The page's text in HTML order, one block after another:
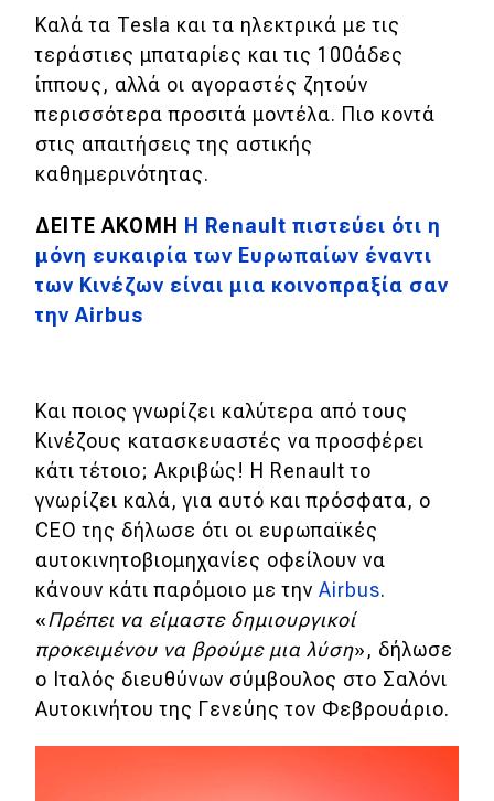
Σταθμοί φόρτισης
Classic
Νέα
Παρουσιάσεις
DRIVE Away
Μεταχειρισμένο
Οδηγός αγοράς
Συμβουλές
Χρηστικά
Συμβουλές
ΚΤΕΟ
Οδική βοήθεια
Καλά τα Tesla και τα ηλεκτρικά με τις
τεράστιες μπαταρίες και τις 100άδες
ίππους, αλλά οι αγοραστές ζητούν
περισσότερα προσιτά μοντέλα. Πιο κοντά
στις απαιτήσεις της αστικής
καθημερινότητας.
ΔΕΙΤΕ ΑΚΟΜΗ
Η Renault πιστεύει ότι η
μόνη ευκαιρία των Ευρωπαίων έναντι
των Κινέζων είναι μια κοινοπραξία σαν
την Airbus
Και ποιος γνωρίζει καλύτερα από τους
Κινέζους κατασκευαστές να προσφέρει
κάτι τέτοιο; Ακριβώς! Η Renault το
γνωρίζει καλά, για αυτό και πρόσφατα, ο
CEO της δήλωσε ότι οι ευρωπαϊκές
αυτοκινητοβιομηχανίες οφείλουν να
κάνουν κάτι παρόμοιο με την Airbus.
«Πρέπει να είμαστε δημιουργικοί
προκειμένου να βρούμε μια λύση», δήλωσε
ο Ιταλός διευθύνων σύμβουλος στο Σαλόνι
Αυτοκινήτου της Γενεύης τον Φεβρουάριο.